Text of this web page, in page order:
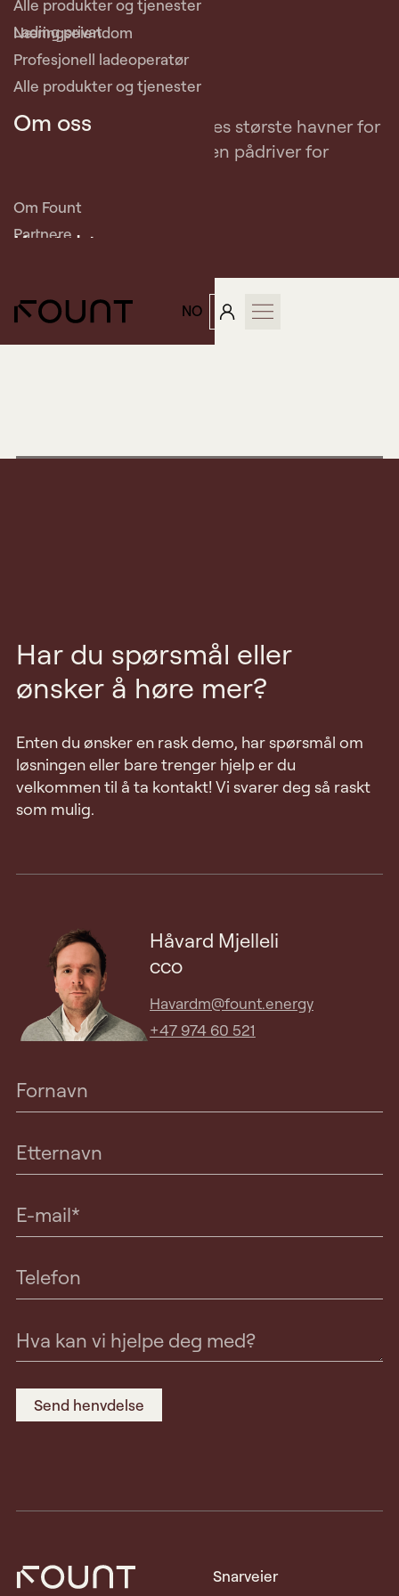
PARTNER
Oslo Havn
Oslo Havn er en av Norges største havner for
gods og passasjerer, og en pådriver for
NO
Alle produkter og tjenester
Lading privat
Næringseiendom
Profesjonell ladeoperatør
Alle produkter og tjenester
Om oss
Om Fount
Partnere
Kontakt
Kontakt oss
Har du spørsmål eller
ønsker å høre mer?
Enten du ønsker en rask demo, har spørsmål om
løsningen eller bare trenger hjelp er du
velkommen til å ta kontakt! Vi svarer deg så raskt
som mulig.
Håvard Mjelleli
CCO
Havardm@fount.energy
+47 974 60 521
Snarveier